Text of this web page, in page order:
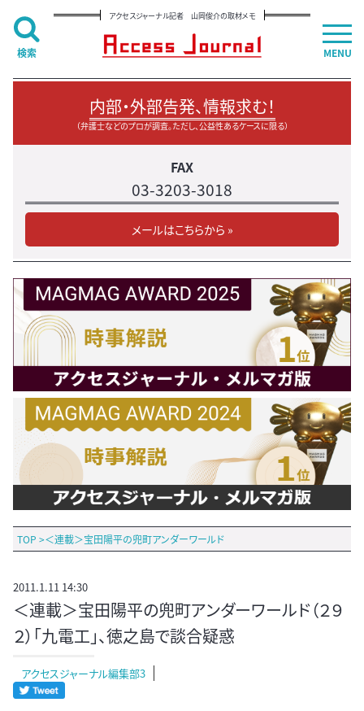
アクセスジャーナル記者 山岡俊介の取材メモ
内部・外部告発、情報求む！
（弁護士などのプロが調査。ただし、公益性あるケースに限る）
FAX
03-3203-3018
メールはこちらから »
TOP >＜連載＞宝田陽平の兜町アンダーワールド
2011.1.11 14:30
＜連載＞宝田陽平の兜町アンダーワールド（２９
２）「九電工」、徳之島で談合疑惑
アクセスジャーナル編集部3
MENU
検索